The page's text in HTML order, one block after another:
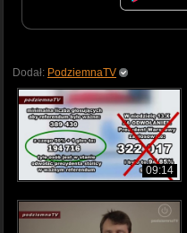
Dodał: PodziemnaTV
09:14